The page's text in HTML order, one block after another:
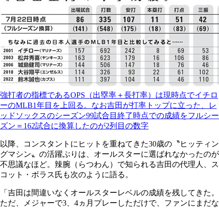
強打者の指標であるOPS（出塁率＋長打率）は現時点でイチロ
ーのMLB1年目を上回る。なお吉田が打率トップに立った、レ
ッドソックスのシーズン99試合目終了時点での成績をフルシー
ズン＝162試合に換算したのが2列目の数字
以降、コンスタントにヒットを重ねてきた30歳の〝ヒッティン
グマシン〟の活躍ぶりは、オールスターに選ばれなかったのが
不思議なほど。辣腕（らつわん）で知られる吉田の代理人、ス
コット・ボラス氏も次のように語る。
「吉田は間違いなくオールスターレベルの成績を残してきた。
ただ、メジャーで3、4ヵ月プレーしただけで、ファンにまだな